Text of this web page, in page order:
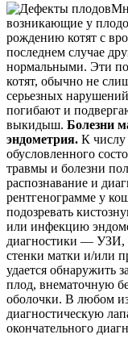
возникающие у
рождению котят с
последнем случае
нормальными. Эти
котят, обычно не
серьезных
погибают и
выкидыш. Болезни
эндометрия. К числу
обусловленного
травмы и болезни
распознавание и
рентгенограмме у
подозревать
или инфекцию
диагностики — УЗИ,
стенки матки и/или
удается
плод, внематочную
оболочки. В любом из
диагностическую
окончательного